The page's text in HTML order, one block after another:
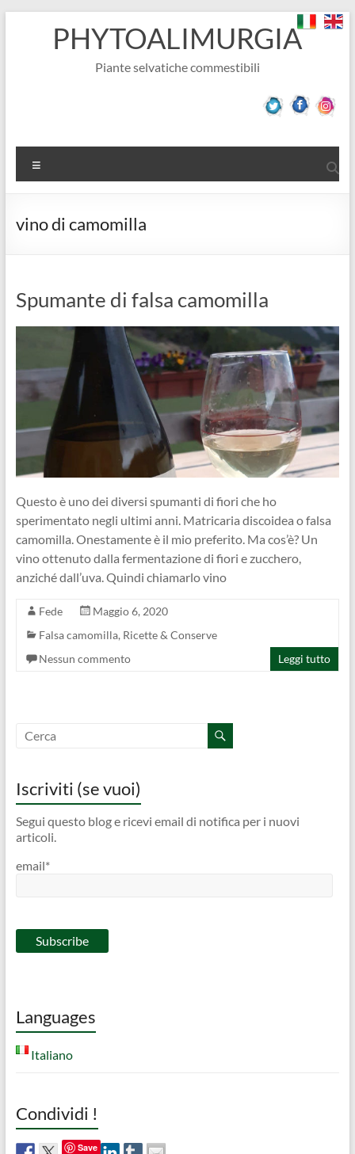
contenutoPHYTOALIMURGIA
Piante selvatiche commestibili
vino di camomilla
Spumante di falsa camomilla
Questo è uno dei diversi spumanti di fiori che ho
sperimentato negli ultimi anni. Matricaria discoidea o falsa
camomilla. Onestamente è il mio preferito. Ma cos’è? Un
vino ottenuto dalla fermentazione di fiori e zucchero,
anziché dall’uva. Quindi chiamarlo vino
Fede
Maggio 6, 2020
Falsa camomilla, Ricette & Conserve
Nessun commento
Leggi tutto
Iscriviti (se vuoi)
Segui questo blog e ricevi email di notifica per i nuovi
articoli.
email*
Languages
Italiano
Condividi !
Save